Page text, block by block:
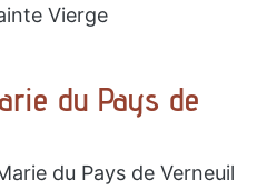
Vierge
du Pays de
du Pays de Verneuil